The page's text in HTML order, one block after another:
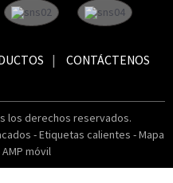
CONTÁCTENOS
los derechos reservados.
-Etiquetas calientes -Mapa
AMP móvil